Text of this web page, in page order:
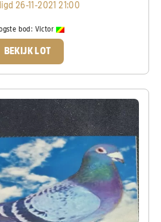
26-11-2021 21:00
bod: Victor
BEKIJK LOT